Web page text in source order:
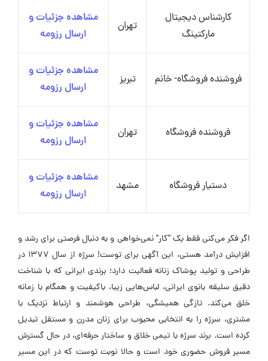
کارشناس دیجیتال
مارکتینگ
تهران
مشاهده جزئیات و
ارسال رزومه
فروشنده فروشگاه- خانم تبریز
مشاهده جزئیات و
ارسال رزومه
فروشنده فروشگاه تهران
مشاهده جزئیات و
ارسال رزومه
دستیار فروشگاه مشهد
مشاهده جزئیات و
ارسال رزومه
اگر فکر می‌کنی فقط یک "کار" نمی‌خواهی و به دنبال فرصتی برای رشد و
افزایش درآمد هستی، این آگهی برای توست! سرژه از سال ۱۳۷۷ در
طراحی و تولید پوشاک زنانه فعالیت دارد؛ برندی ایرانی که با شناخت
دقیق سلیقه بانوی ایرانی، لباس‌هایی زیبا، باکیفیت و همگام با زمانه
خلق می‌کند. تازگی همیشگی، طراحی هوشمند و ارتباط نزدیک با
مشتری، سرژه را به انتخابی محبوب برای زنان مدرن و مستقل تبدیل
کرده است. برند سرژه با تیمی خلاق و ساختار حرفه‌ای، در حال گسترش
مسیر فروش حضوری خود است و حالا نوبت توست که در این مسیر